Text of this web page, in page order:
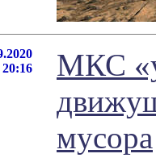
20:16
МКС
мусора